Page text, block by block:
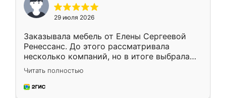
29 июля 2026
Заказывала мебель от Елены Сергеевой
Ренессанс. До этого рассматривала
несколько компаний, но в итоге выбрала
эту. Сначала обговорили условия, потом
приехал замерщик, всё спокойно объяснил
и снял размеры. Изготовили в срок, с
Читать полностью